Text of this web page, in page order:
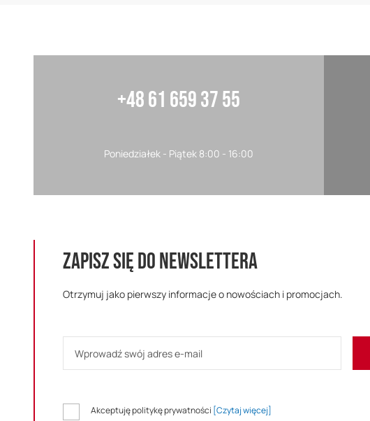
+48 61 659 37 55
Poniedziałek - Piątek 8:00 - 16:00
ZAPISZ SIĘ DO NEWSLETTERA
Otrzymuj jako pierwszy informacje o nowościach i promocjach.
Akceptuję politykę prywatności [Czytaj więcej]